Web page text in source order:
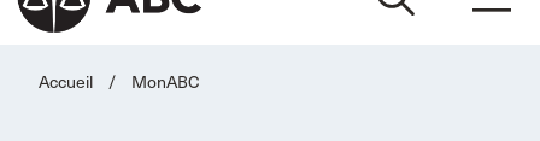
Accueil / MonABC